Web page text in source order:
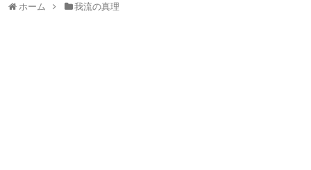
ホーム 我流の真理